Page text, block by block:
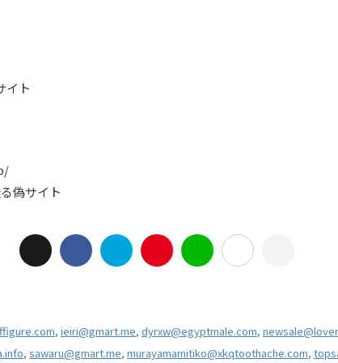
イト
偽サイト
, ieiri@gmart.me, dyrxw@egyptmale.com,
, sawaru@gmart.me, murayamamitiko@xkqtoothache.com,